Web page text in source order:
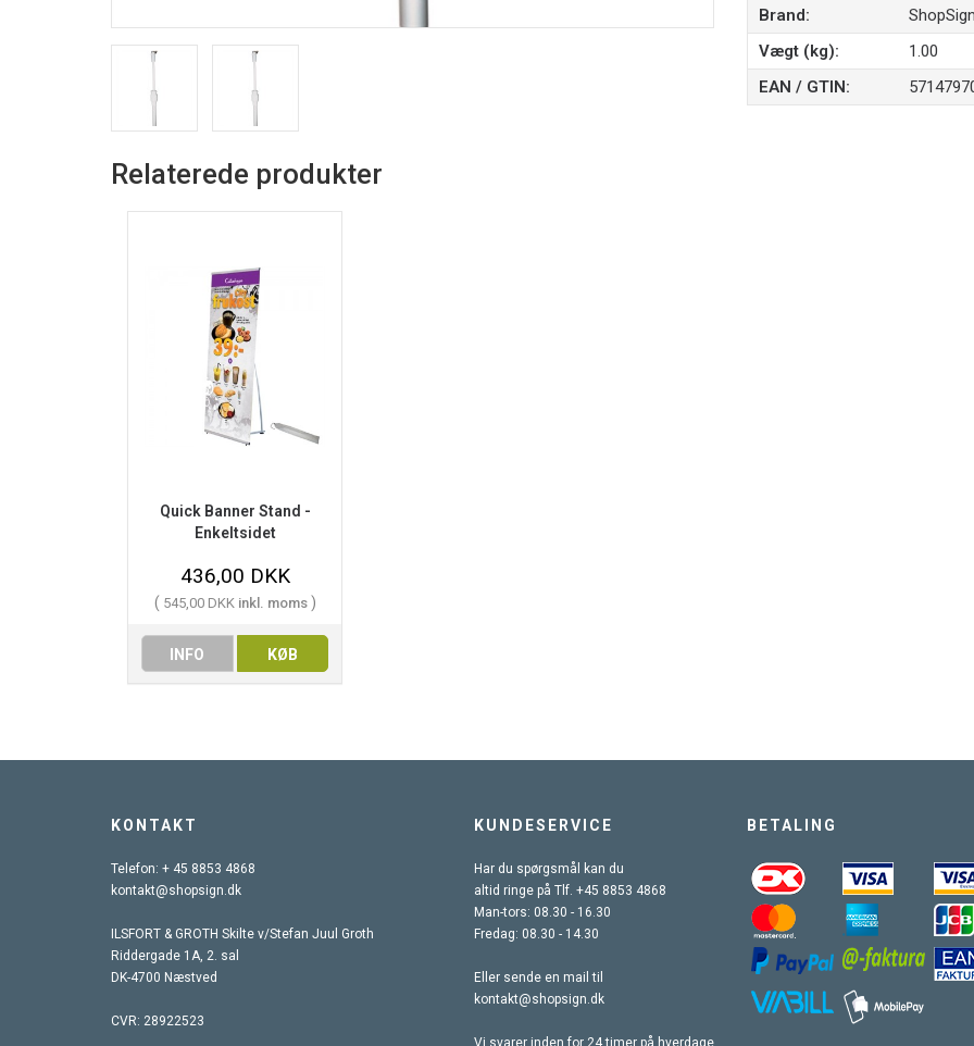
Brand:
ShopSign
Vægt (kg):
1.00
EAN / GTIN:
Relaterede produkter
Quick Banner Stand -
Enkeltsidet
436,00 DKK
( 545,00 DKK inkl. moms )
INFO KØB
KONTAKT
Telefon: + 45 8853 4868
kontakt@shopsign.dk
ILSFORT & GROTH Skilte v/Stefan Juul Groth
Riddergade 1A, 2. sal
DK-4700 Næstved
CVR: 28922523
KUNDESERVICE
Har du spørgsmål kan du
altid ringe på Tlf. +45 8853 4868
Man-tors: 08.30 - 16.30
Fredag: 08.30 - 14.30
Eller sende en mail til
kontakt@shopsign.dk
Vi svarer inden for 24 timer på hverdage
BETALING